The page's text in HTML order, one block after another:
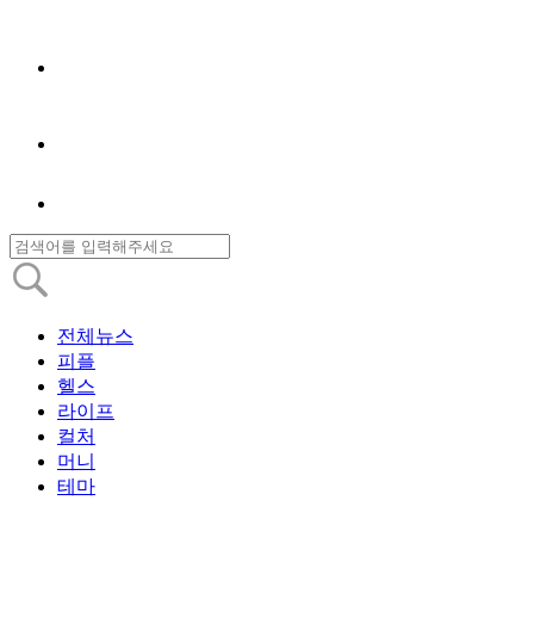
전체뉴스
피플
헬스
라이프
컬처
머니
테마